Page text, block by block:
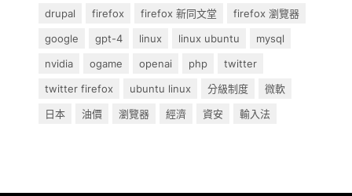
drupal
firefox firefox 新同文堂
firefox 瀏覽器
google
gpt-4 linux linux ubuntu
mysql
nvidia
ogame openai php
twitter
twitter firefox
ubuntu linux 分級制度
微軟
日本
油價 瀏覽器 經濟 資安 輸入法